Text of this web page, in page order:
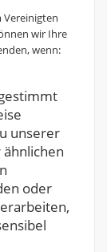
Vereinigten
wir Ihre
wenn:
unserer
oder